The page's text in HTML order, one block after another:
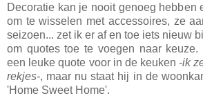
Decoratie kan je nooit genoeg hebben
om te wisselen met accessoires, ze
seizoen... zet ik er af en toe iets nieuw
om quotes toe te voegen naar
een leuke quote voor in de keuken -ik
rekjes-, maar nu staat hij in de
'Home Sweet Home'.